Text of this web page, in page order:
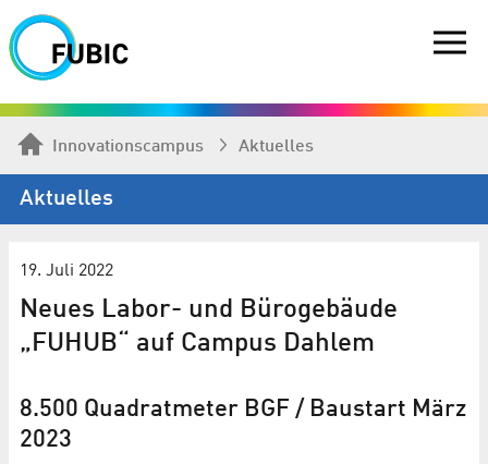
Innovationscampus Aktuelles
Aktuelles
19. Juli 2022
Neues Labor- und Bürogebäude
„FUHUB“ auf Campus Dahlem
8.500 Quadratmeter BGF / Baustart März
2023